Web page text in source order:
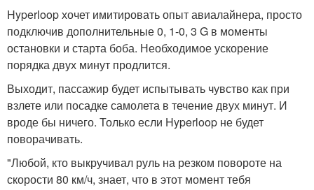
Hyperloop хочет имитировать опыт авиалайнера, просто
подключив дополнительные 0, 1-0, 3 G в моменты
остановки и старта боба. Необходимое ускорение
порядка двух минут продлится.
Выходит, пассажир будет испытывать чувство как при
взлете или посадке самолета в течение двух минут. И
вроде бы ничего. Только если Hyperloop не будет
поворачивать.
"Любой, кто выкручивал руль на резком повороте на
скорости 80 км/ч, знает, что в этот момент тебя